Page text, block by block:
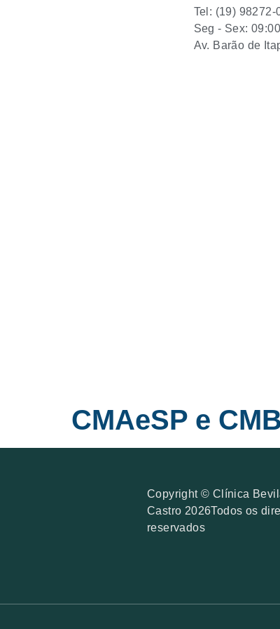
Tel: (19) 98272-
Seg - Sex:
Av. Barão de
CMAeSP e
Copyright © Clínica
Castro 2026Todos os
reservados